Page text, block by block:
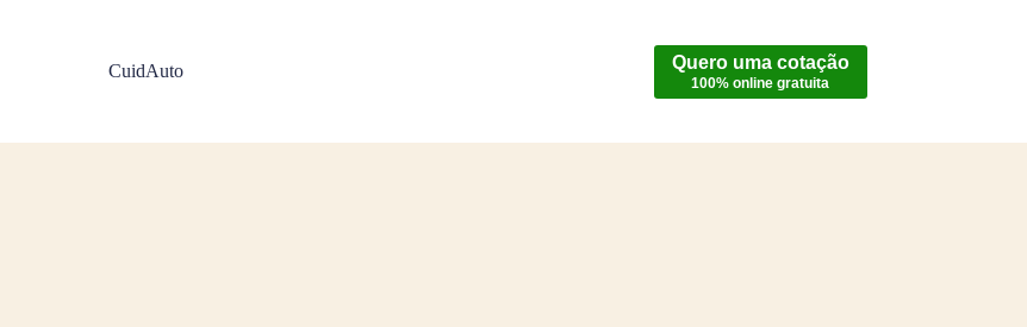
CuidAuto Quero uma cotação
100% online gratuita